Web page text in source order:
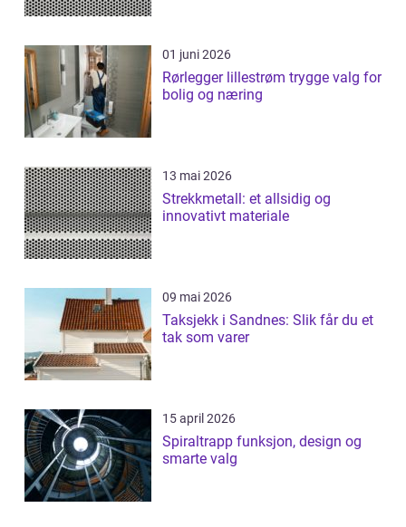
01 juni 2026
Rørlegger lillestrøm trygge valg for
bolig og næring
13 mai 2026
Strekkmetall: et allsidig og
innovativt materiale
09 mai 2026
Taksjekk i Sandnes: Slik får du et
tak som varer
15 april 2026
Spiraltrapp funksjon, design og
smarte valg